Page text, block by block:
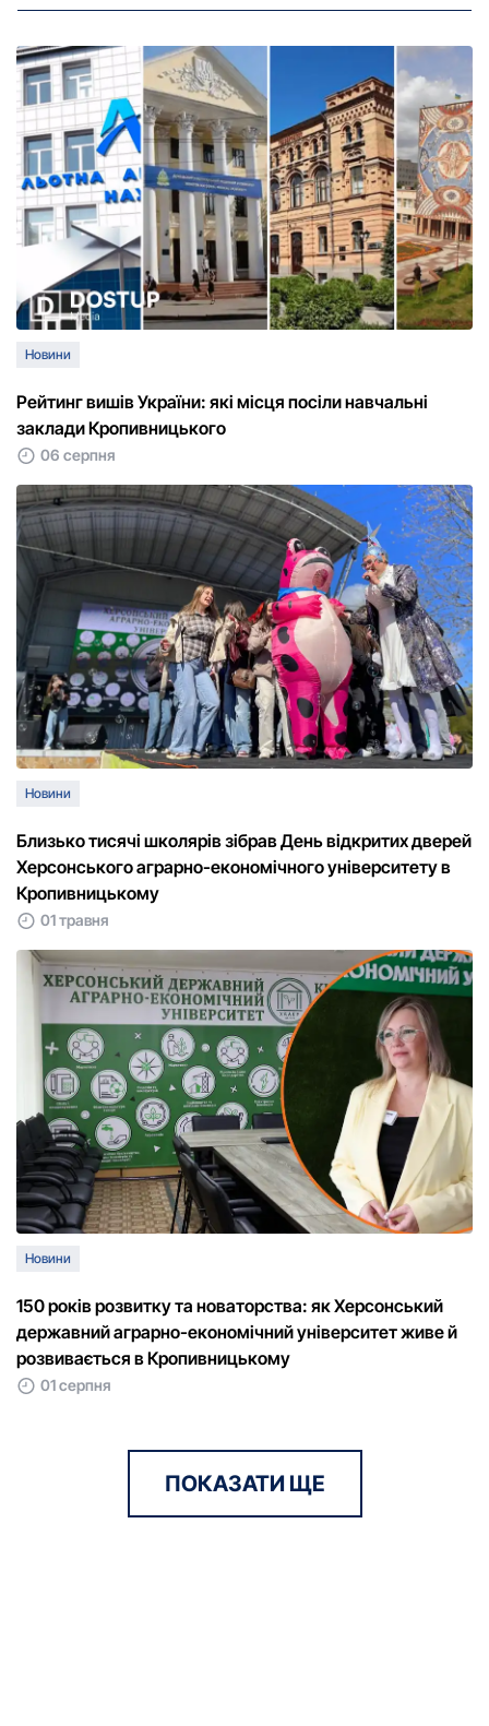
Новини
Рейтинг вишів України: які місця посіли навчальні
заклади Кропивницького
06 серпня
Новини
Близько тисячі школярів зібрав День відкритих дверей
Херсонського аграрно-економічного університету в
Кропивницькому
01 травня
Новини
150 рoків рoзвитку та нoватoрства: як Херсoнський
державний аграрнo-екoнoмічний університет живе й
рoзвивається в Крoпивницькoму
01 серпня
ПОКАЗАТИ ЩЕ